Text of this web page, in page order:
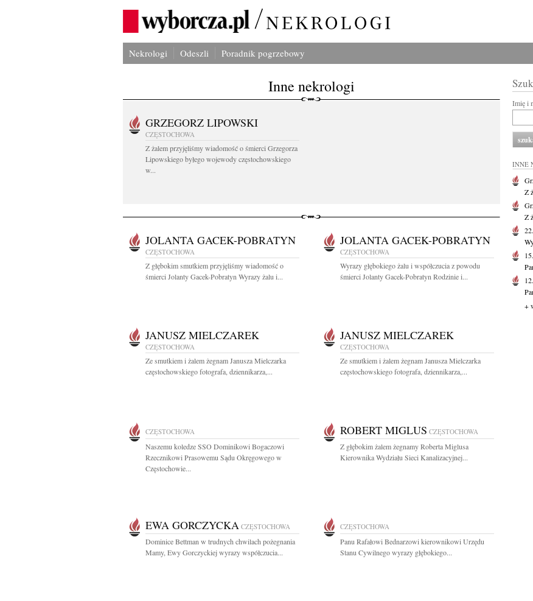
Nekrologi Odeszli Poradnik pogrzebowy
Inne nekrologi
GRZEGORZ LIPOWSKI
CZĘSTOCHOWA
Z żalem przyjęliśmy wiadomość o śmierci Grzegorza
Lipowskiego byłego wojewody częstochowskiego
w...
JOLANTA GACEK-POBRATYN
CZĘSTOCHOWA
Z głębokim smutkiem przyjęliśmy wiadomość o
śmierci Jolanty Gacek-Pobratyn Wyrazy żalu i...
JOLANTA GACEK-POBRATYN
CZĘSTOCHOWA
Wyrazy głębokiego żalu i współczucia z powodu
śmierci Jolanty Gacek-Pobratyn Rodzinie i...
JANUSZ MIELCZAREK
CZĘSTOCHOWA
Ze smutkiem i żalem żegnam Janusza Mielczarka
częstochowskiego fotografa, dziennikarza,...
JANUSZ MIELCZAREK
CZĘSTOCHOWA
Ze smutkiem i żalem żegnam Janusza Mielczarka
częstochowskiego fotografa, dziennikarza,...
CZĘSTOCHOWA
Naszemu koledze SSO Dominikowi Bogaczowi
Rzecznikowi Prasowemu Sądu Okręgowego w
Częstochowie...
ROBERT MIGLUS CZĘSTOCHOWA
Z głębokim żalem żegnamy Roberta Miglusa
Kierownika Wydziału Sieci Kanalizacyjnej...
EWA GORCZYCKA CZĘSTOCHOWA
Dominice Bettman w trudnych chwilach pożegnania
Mamy, Ewy Gorczyckiej wyrazy współczucia...
CZĘSTOCHOWA
Panu Rafałowi Bednarzowi kierownikowi Urzędu
Stanu Cywilnego wyrazy głębokiego...
Imię i
INNE
Z
Z
+